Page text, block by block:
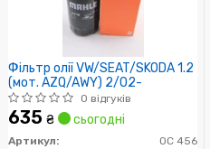
Фільтр олії VW/SEAT/SKODA 1.2
(мот. AZQ/AWY) 2/02-
0 відгуків
635 ₴ сьогодні
Артикул:
OC 456